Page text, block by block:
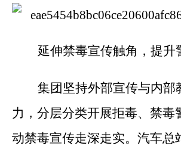
延伸禁毒宣传触角，提升
集团坚持外部宣传与内部
力，分层分类开展拒毒、禁毒
动禁毒宣传走深走实。汽车总